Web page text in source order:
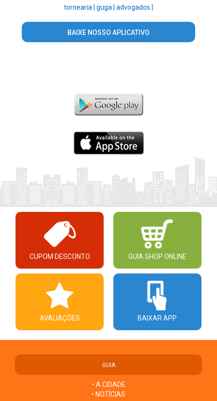
tornearia | guga | advogados |
BAIXE NOSSO APLICATIVO
CUPOM DESCONTO GUIA SHOP ONLINE
AVALIAÇÕES BAIXAR APP
GUIA
• A CIDADE
• NOTÍCIAS